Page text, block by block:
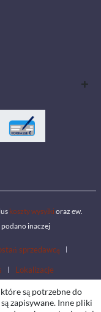
koszty wysyłki oraz ew.
podano inaczej
sprzedawcą
Lokalizacje
są potrzebne do
zapisywane. Inne pliki